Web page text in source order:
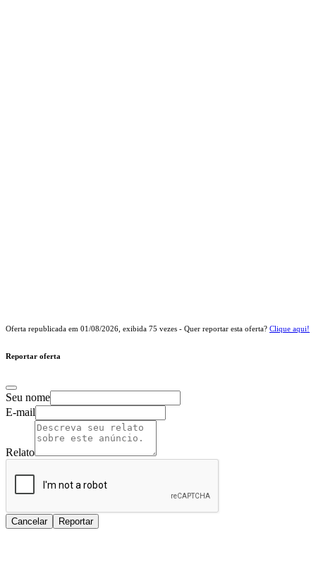
Oferta republicada em 01/08/2026 , exibida 75 vezes - Quer reportar esta oferta? Clique aqui!
Reportar oferta
Seu nome
E-mail
Relato
Cancelar Reportar